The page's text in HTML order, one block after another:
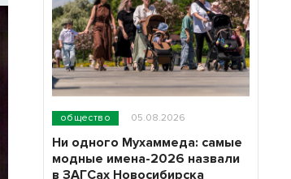
общество 05.08.2026
Ни одного Мухаммеда: самые
модные имена-2026 назвали
в ЗАГСах Новосибирска